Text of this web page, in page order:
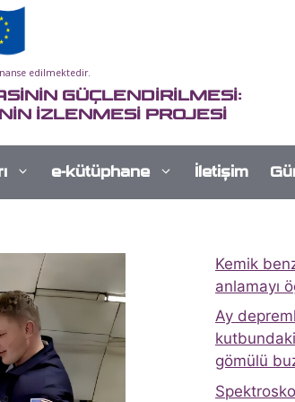
edilmektedir.
GÜÇLENDİRİLMESİ:
İZLENMESİ PROJESİ
e-kütüphane İletişim
Kemik
anlamayı
Ay
gömülü